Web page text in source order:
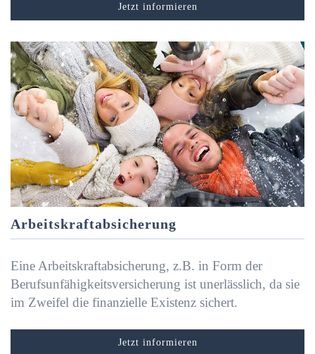
Jetzt informieren
Arbeitskraftabsicherung
Eine Arbeitskraftabsicherung, z.B. in Form der
Berufsunfähigkeitsversicherung ist unerlässlich, da sie
im Zweifel die finanzielle Existenz sichert.
Jetzt informieren